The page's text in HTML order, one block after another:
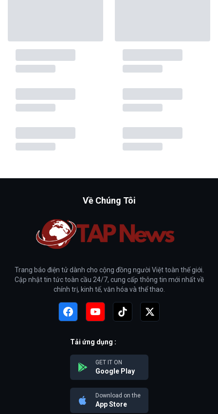
Về Chúng Tôi
Trang báo điện tử dành cho cộng đồng người Việt toàn thế giới.
Cập nhật tin tức toàn cầu 24/7, cung cấp thông tin mới nhất về
chính trị, kinh tế, văn hóa và thể thao.
Tải ứng dụng :
GET IT ON
Google Play
Download on the
App Store